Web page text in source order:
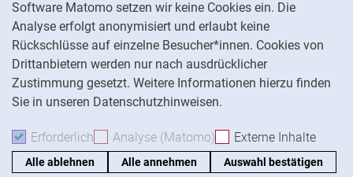
Software Matomo setzen wir keine Cookies ein. Die
Analyse erfolgt anonymisiert und erlaubt keine
Rückschlüsse auf einzelne Besucher*innen. Cookies von
Drittanbietern werden nur nach ausdrücklicher
Zustimmung gesetzt. Weitere Informationen hierzu finden
Sie in unseren Datenschutzhinweisen.
Erforderlich Erforderliche Cookies akzeptieren
Analyse (Matomo) Analyse-Cookies
Externe Inhalte
Alle ablehnen Alle annehmen Auswahl bestätigen
Datenschutz
Barrierefreiheit
Transparenter KI-Einsatz